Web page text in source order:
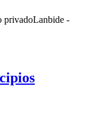
privadoLanbide -